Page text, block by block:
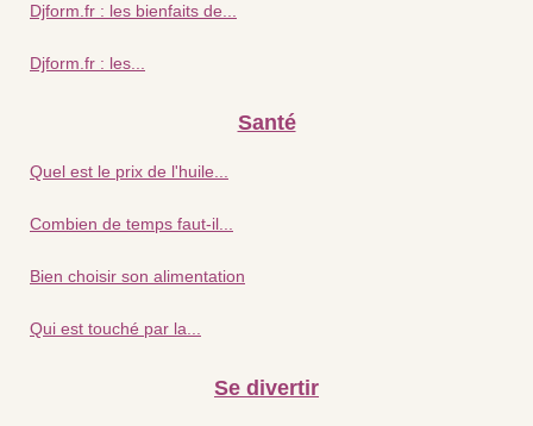
Djform.fr : les bienfaits de...
Djform.fr : les...
Santé
Quel est le prix de l'huile...
Combien de temps faut-il...
Bien choisir son alimentation
Qui est touché par la...
Se divertir